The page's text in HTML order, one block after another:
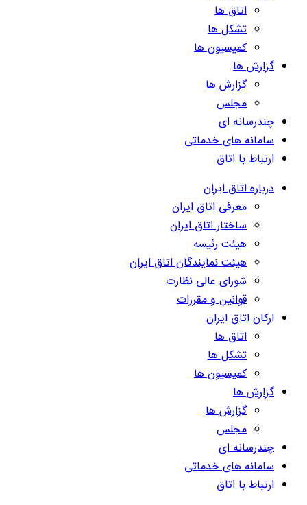
اتاق ها
تشکل ها
کمیسیون ها
گزارش ها
گزارش ها
مجلس
چندرسانه ای
سامانه های خدماتی
ارتباط با اتاق
درباره اتاق ایران
معرفی اتاق ایران
ساختار اتاق ایران
هیئت رئیسه
هیئت نمایندگان اتاق ایران
شورای عالی نظارت
قوانین و مقررات
ارکان اتاق ایران
اتاق ها
تشکل ها
کمیسیون ها
گزارش ها
گزارش ها
مجلس
چندرسانه ای
سامانه های خدماتی
ارتباط با اتاق